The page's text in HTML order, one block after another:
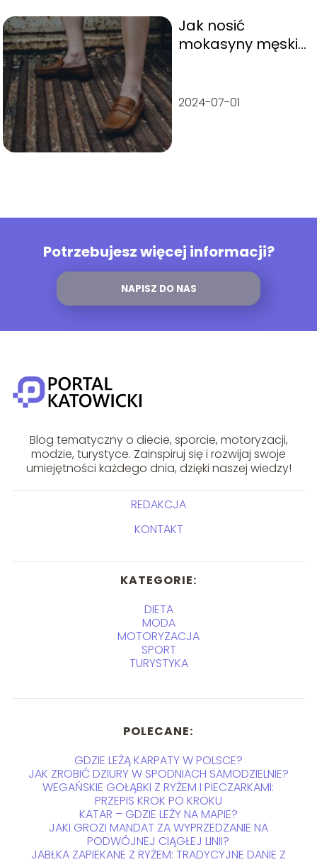
Jak nosić
mokasyny męskie
stylizacyjny
2024-07-01
Potrzebujesz więcej informacji?
NAPISZ DO NAS
Blog tematyczny o diecie, sporcie, motoryzacji,
modzie, turystyce. Zainspiruj się i rozwijaj swoje
umiejętności każdego dnia, dzięki naszej wiedzy!
REDAKCJA
KONTAKT
KATEGORIE:
DIETA
MODA
MOTORYZACJA
SPORT
TURYSTYKA
POLECANE:
GDZIE LEŻĄ KARPATY W POLSCE?
JAK ZROBIĆ DZIURY W SPODNIACH SAMODZIELNIE?
WEGAŃSKIE GOŁĄBKI Z RYŻEM I PIECZARKAMI:
PRZEPIS KROK PO KROKU
KATAR – GDZIE LEŻY NA MAPIE?
JAKI GROZI MANDAT ZA WYPRZEDZANIE NA
PODWÓJNEJ CIĄGŁEJ LINII?
JABŁKA ZAPIEKANE Z RYŻEM: TRADYCYJNE DANIE Z